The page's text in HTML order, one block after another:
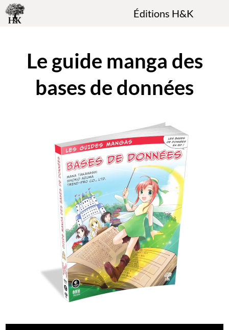
Éditions H&K
Le guide manga des
bases de données